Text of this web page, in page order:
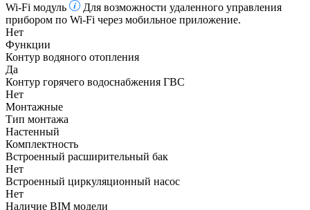
Wi-Fi модуль
Для возможности удаленного управления
прибором по Wi-Fi через мобильное приложение.
Нет
Функции
Контур водяного отопления
Да
Контур горячего водоснабжения ГВС
Нет
Монтажные
Тип монтажа
Настенный
Комплектность
Встроенный расширительный бак
Нет
Встроенный циркуляционный насос
Нет
Наличие BIM модели